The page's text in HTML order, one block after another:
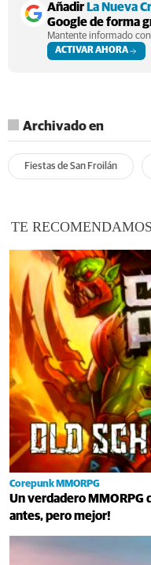
Añadir La Nueva
Google de forma
Mantente informado
ACTIVAR AHORA
Archivado en
Fiestas de San Froilán
TE RECOMENDAMOS
Corepunk MMORPG
Un verdadero MMORPG
antes, pero mejor!